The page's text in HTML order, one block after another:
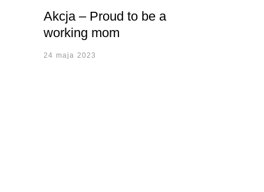
Akcja – Proud to be a
working mom
24 maja 2023